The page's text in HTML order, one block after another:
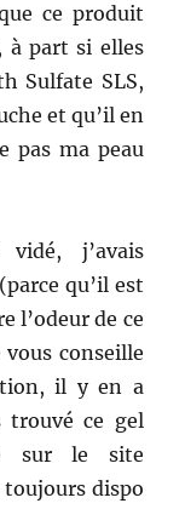
ce produit
à part si elles
Sulfate SLS,
et qu’il en
pas ma peau
j’avais
qu’il est
l’odeur de ce
conseille
il y en a
trouvé ce gel
sur le site
toujours dispo